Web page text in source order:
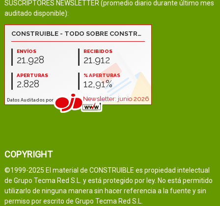
SUSCRIPTORES NEWSLETTER (promedio diario durante último mes
auditado disponible):
COPYRIGHT
©1999-2025 El material de CONSTRUIBLE es propiedad intelectual
de Grupo Tecma Red S.L. y está protegido por ley. No está permitido
utilizarlo de ninguna manera sin hacer referencia a la fuente y sin
permiso por escrito de Grupo Tecma Red S.L.